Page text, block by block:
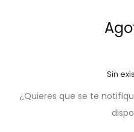
Sin
¿Quieres que se te